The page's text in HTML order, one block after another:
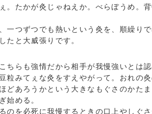
。たかが灸じゃねえか。べらぼうめ。
一つずつでも熱いという灸を、順繰り
たと大威張りです。
らも強情だから相手が我慢強いとは認
粒みてぇな灸をすえやがって。おれの
どあろうかという大きなもぐさのかた
始める。
を必死に我慢するときの口上やしぐさ